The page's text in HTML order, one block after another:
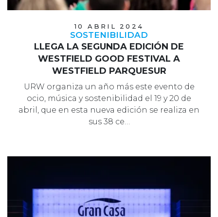
10 ABRIL 2024
SOSTENIBILIDAD
LLEGA LA SEGUNDA EDICIÓN DE
WESTFIELD GOOD FESTIVAL A
WESTFIELD PARQUESUR
URW organiza un año más este evento de
ocio, música y sostenibilidad el 19 y 20 de
abril, que en esta nueva edición se realiza en
sus 38 ce…